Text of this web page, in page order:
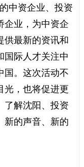
中资企业、投资
企业，为中资企
供最新的资讯和
国际人才关注中
国。这次活动不
光，也将促进更
了解沈阳、投资
新的声音、新的